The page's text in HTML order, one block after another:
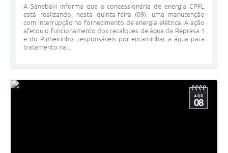
A Sanebavi informa que a concessionária de energia CPFL
está realizando, nesta quinta-feira (09), uma manutenção
com interrupção no fornecimento de energia elétrica. A ação
afetou o funcionamento dos recalques de água da Represa 1
e do Pinheirinho, responsáveis por encaminhar a água para
tratamento na...
ABR
08